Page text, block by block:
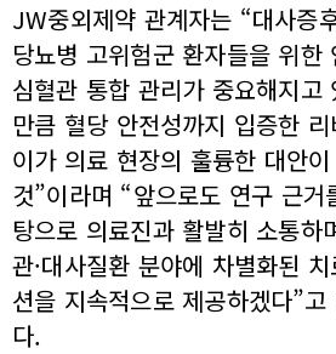
JW중외제약 관계자는 “대사증
당뇨병 고위험군 환자들을 위한
심혈관 통합 관리가 중요해지고
만큼 혈당 안전성까지 입증한
이가 의료 현장의 훌륭한 대안이
것”이라며 “앞으로도 연구 근거
탕으로 의료진과 활발히 소통하
관·대사질환 분야에 차별화된
션을 지속적으로 제공하겠다”고
다.